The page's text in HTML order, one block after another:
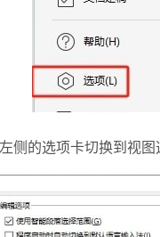
的选项卡切换到视图